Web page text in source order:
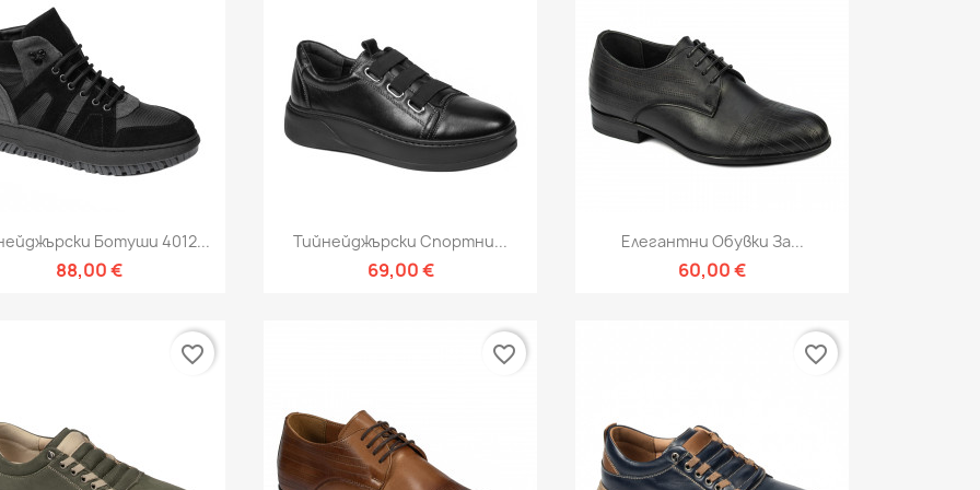
Бърз преглед
Ботуши 4012...
88,00 €
Бърз преглед
Тийнейджърски Спортни...
69,00 €
Бърз преглед
Елегантни Обувки За...
60,00 €
favorite_border favorite_border favorite_border